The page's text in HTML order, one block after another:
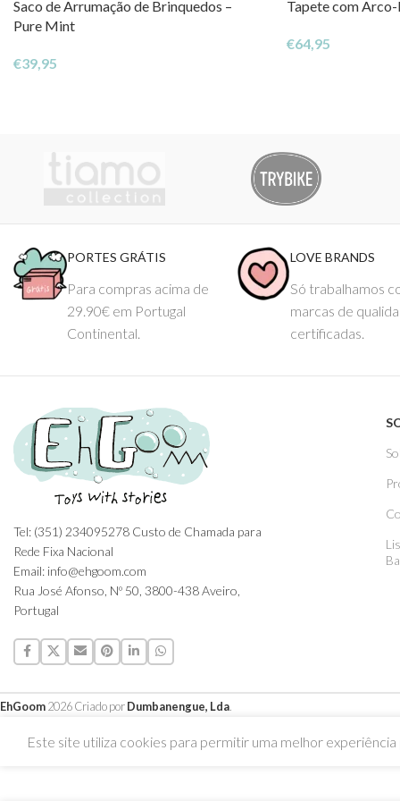
Saco de Arrumação de Brinquedos –
Pure Mint
€39,95
Tapete com
€64,95
PORTES GRÁTIS
Para compras acima de
29.90€ em Portugal
Continental.
LOVE BRANDS
Só trabalhamos
marcas de
certificadas.
Tel: (351) 234095278 Custo de Chamada para
Rede Fixa Nacional
Email: info@ehgoom.com
Rua José Afonso, Nº 50, 3800-438 Aveiro,
Portugal
EhGoom2026 Criado porDumbanengue, Lda
Este site utiliza cookies para permitir uma melhor